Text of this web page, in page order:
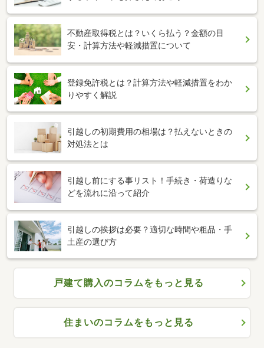
不動産取得税とは？いくら払う？金額の目
安・計算方法や軽減措置について
登録免許税とは？計算方法や軽減措置をわか
りやすく解説
引越しの初期費用の相場は？払えないときの
対処法とは
引越し前にする事リスト！手続き・荷造りな
どを流れに沿って紹介
引越しの挨拶は必要？適切な時間や粗品・手
土産の選び方
戸建て購入のコラムをもっと見る
住まいのコラムをもっと見る